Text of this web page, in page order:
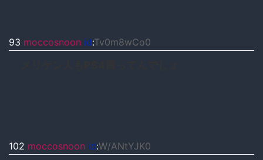
93 moccosnoon id:Tv0m8wCo0
102 moccosnoon id:W/ANtYJK0